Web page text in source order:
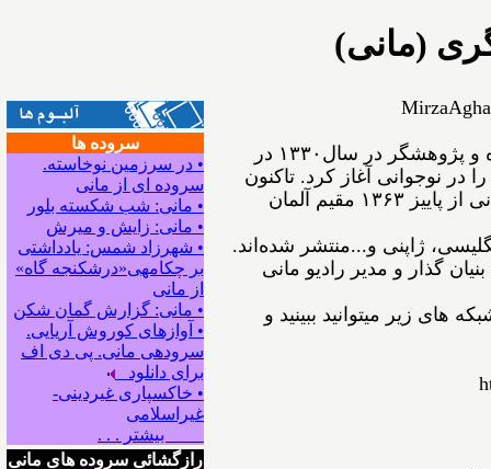
سروده ها
• در سرزمین نوخاسته.
سروده ای از مانی
• مانی: شب شکسته بلور
• مانی: زایش و میرش
• شهرزاد شمس: یادداشتی
بر چکامه‍ی«درشکنجه گاه»
از مانی
• مانی: گزارش گمان شکن
• آوازهای کوروش آریایی.
سروده‍ی مانی. پی دی اف
برای دانلود
• خاکسپاری غیردینی-
غیراسلامی
بیشتر . . .
رازگشائی سروده های مانی
(مانی)
MirzaAgha
ﻣﻴﺮﺯﺍﺁﻗﺎﻋﺴگرﻯ(ﻣﺎﻧﻰ) شاعر، نویسنده و پژوهشگر ﺩﺭ ﺳﺎﻝ۱۳۳۰ در
ﺩﺭ ﻧﻮﺟﻮﺍﻧﻰ ﺁﻏﺎﺯ ﻛﺮﺩ. ﺗﺎﻛﻨﻮﻥ
۵۴ ﺟﻠﺪ ﺍﺯ ﺁﺛﺎﺭﺵ ﺑﻪ ﭼﺎﭖ ﺭﺳﻴﺪه‌اﻧﺪ. مانی از ﭘﺎﻳﻴﺰ ۱۳۶۳ مقیم ﺁﻟﻤﺎﻥ
ژاپنی و...ﻣﻨﺘﺸﺮ ﺷﺪﻩ⁯اند.
گذار و مدیر رادیو مانی
های زیر میتوانید ببینید و